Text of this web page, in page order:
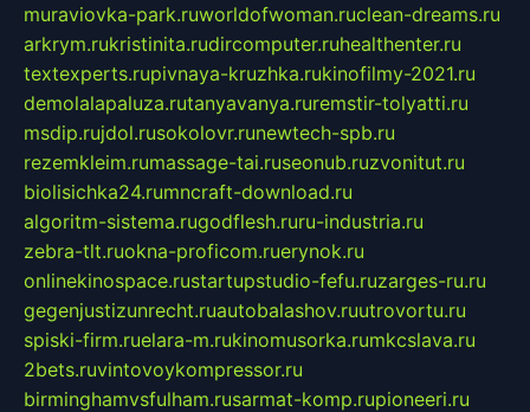
muraviovka-park.ruworldofwoman.ruclean-dreams.ru
arkrym.rukristinita.rudircomputer.ruhealthenter.ru
textexperts.rupivnaya-kruzhka.rukinofilmy-2021.ru
demolalapaluza.rutanyavanya.ruremstir-tolyatti.ru
msdip.rujdol.rusokolovr.runewtech-spb.ru
rezemkleim.rumassage-tai.ruseonub.ruzvonitut.ru
biolisichka24.rumncraft-download.ru
algoritm-sistema.rugodflesh.ruru-industria.ru
zebra-tlt.ruokna-proficom.ruerynok.ru
onlinekinospace.rustartupstudio-fefu.ruzarges-ru.ru
gegenjustizunrecht.ruautobalashov.ruutrovortu.ru
spiski-firm.ruelara-m.rukinomusorka.rumkcslava.ru
2bets.ruvintovoykompressor.ru
birminghamvsfulham.rusarmat-komp.rupioneeri.ru